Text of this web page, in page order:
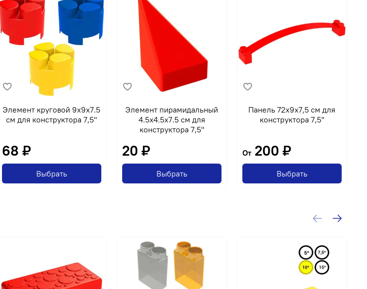
Элемент круговой 9x9x7.5
см для конструктора 7,5"
68 ₽
Выбрать
Элемент пирамидальный
4.5x4.5x7.5 см для
конструктора 7,5"
20 ₽
Выбрать
Панель 72x9x7,5 см для
конструктора 7,5''
От200 ₽
Выбрать